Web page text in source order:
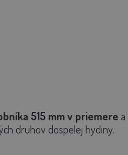
515 mm v priemere a
druhov dospelej hydiny.